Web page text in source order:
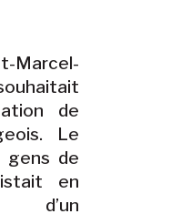
Marcel-
de
Le
gens de
en
d’un